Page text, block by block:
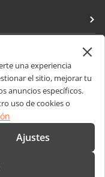
una experiencia
el sitio, mejorar tu
anuncios específicos.
uso de cookies o
Ajustes